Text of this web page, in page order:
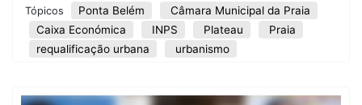
Tópicos Ponta Belém
Câmara Municipal da Praia
Caixa Económica
INPS Plateau
Praia
requalificação urbana
urbanismo